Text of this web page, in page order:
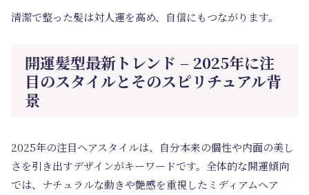
清潔で整った髪は対人運を高め、自信にもつながります。
開運髪型最新トレンド – 2025年に注
目のスタイルとそのスピリチュアル背
景
2025年の注目ヘアスタイルは、自分本来の個性や内面の美し
さを引き出すデザインがキーワードです。全体的な開運傾向
では、ナチュラルな動きや艶感を重視したミディアムヘア